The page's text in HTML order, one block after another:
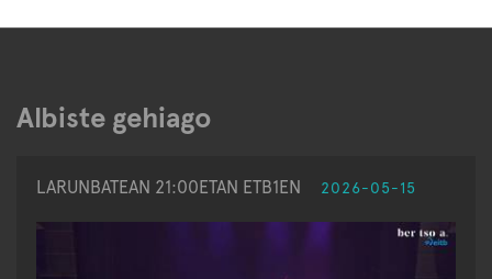
Albiste gehiago
LARUNBATEAN 21:00ETAN ETB1EN 2026-05-15